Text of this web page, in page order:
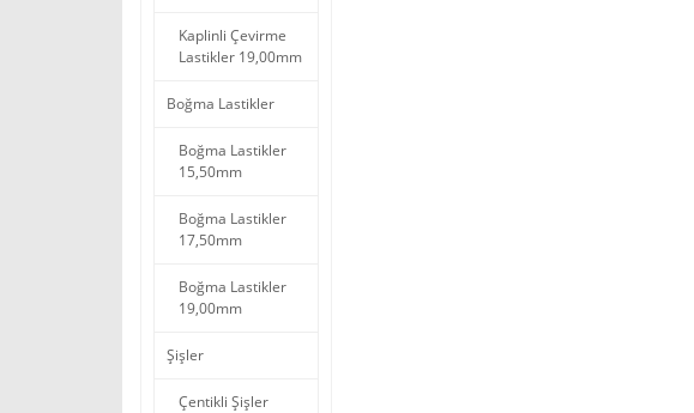
Kaplinli Çevirme
Lastikler 19,00mm
Boğma Lastikler
Boğma Lastikler
15,50mm
Boğma Lastikler
17,50mm
Boğma Lastikler
19,00mm
Şişler
Çentikli Şişler